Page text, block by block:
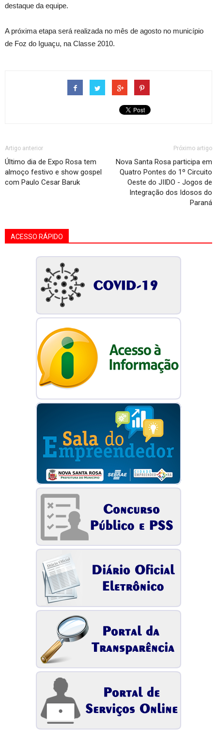
destaque da equipe.
A próxima etapa será realizada no mês de agosto no município
de Foz do Iguaçu, na Classe 2010.
Artigo anterior
Último dia de Expo Rosa tem
almoço festivo e show gospel
com Paulo Cesar Baruk
Próximo artigo
Nova Santa Rosa participa em
Quatro Pontes do 1º Circuito
Oeste do JIIDO - Jogos de
Integração dos Idosos do
Paraná
ACESSO RÁPIDO